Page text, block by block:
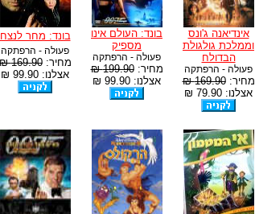
אינדיאנה ג'ונס
וממלכת גולגולת
הבדולח
פעולה - הרפתקה
מחיר:169.90 ₪
אצלנו: 79.90 ₪
בונד: העולם אינו
מספיק
פעולה - הרפתקה
מחיר:199.90 ₪
אצלנו: 99.90 ₪
בונד: מחר לנצח
פעולה - הרפתקה
מחיר:169.90 ₪
אצלנו: 99.90 ₪